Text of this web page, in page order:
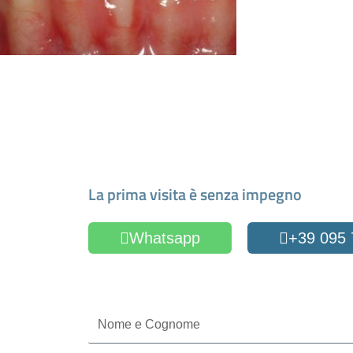
La prima visita è senza impegno
Whatsapp +39 095
Cognome